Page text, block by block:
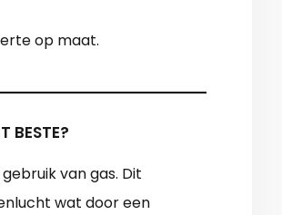
op maat.
BESTE?
van gas. Dit
wat door een